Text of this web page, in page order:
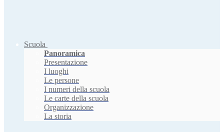
Scuola
Panoramica
Presentazione
I luoghi
Le persone
I numeri della scuola
Le carte della scuola
Organizzazione
La storia